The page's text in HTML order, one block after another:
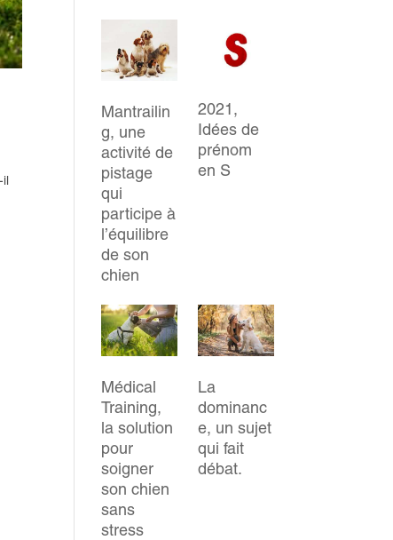
il
Mantrailin
g, une
activité de
pistage
qui
participe à
l’équilibre
de son
chien
2021,
Idées de
prénom
en S
Médical
Training,
la solution
pour
soigner
son chien
sans
stress
La
dominanc
e, un sujet
qui fait
débat.